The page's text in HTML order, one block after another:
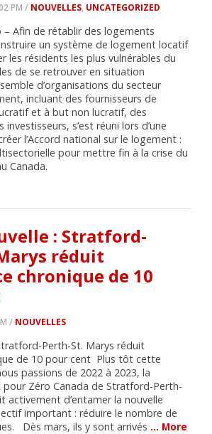
PM / NOUVELLES, UNCATEGORIZED
– Afin de rétablir des logements
un système de logement locatif
les résidents les plus vulnérables du
de se retrouver en situation
d’organisations du secteur
incluant des fournisseurs de
et à but non lucratif, des
s’est réuni lors d’une
l’Accord national sur le logement :
pour mettre fin à la crise du
Canada.
: Stratford-
réduit
chronique de 10
/ NOUVELLES
Perth-St. Marys réduit
de 10 pour cent Plus tôt cette
passions de 2022 à 2023, la
Zéro Canada de Stratford-Perth-
activement d’entamer la nouvelle
important : réduire le nombre de
Dès mars, ils y sont arrivés … More